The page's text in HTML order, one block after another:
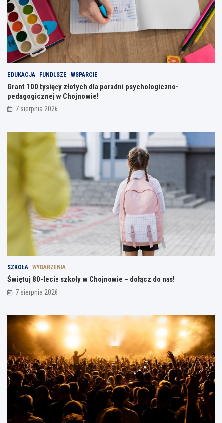
EDUKACJA FUNDUSZE WSPARCIE
Grant 100 tysięcy złotych dla poradni psychologiczno-
pedagogicznej w Chojnowie!
7 sierpnia 2026
SZKOŁA WYDARZENIA
Świętuj 80-lecie szkoły w Chojnowie – dołącz do nas!
7 sierpnia 2026